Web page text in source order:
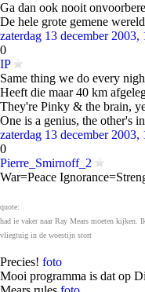
Ga dan ook nooit
De hele grote gemene
zaterdag 13 december 2003,
0
IP
Same thing we do every
Heeft die maar 40 km
They're Pinky & the brain,
One is a genius, the other's
zaterdag 13 december 2003,
0
Pierre_Smirnoff_2
War=Peace
quote:
had ie vaker naar Ray Mears moeten kijken.
vliegtuig in de woestijn stort
Precies! foto
Mooi programma is dat op